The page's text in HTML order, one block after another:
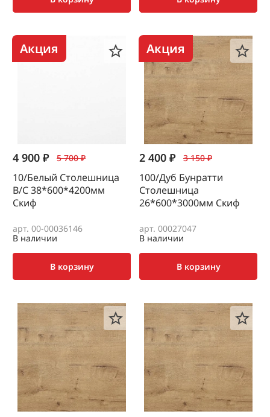
Акция
4 900 ₽ 5 700 ₽
10/Белый Столешница
В/С 38*600*4200мм
Скиф
арт. 00-00036146
В наличии
В корзину
Акция
2 400 ₽ 3 150 ₽
100/Дуб Бунратти
Столешница
26*600*3000мм Скиф
арт. 00027047
В наличии
В корзину